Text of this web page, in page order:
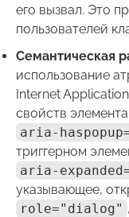
его вызвал. Это
пользователей
Семантическая
использование
(откроется
в
новой
вкладке)
Internet
свойств элемента.
aria-
триггерном
aria-
указывающее,
role="dialog" ,